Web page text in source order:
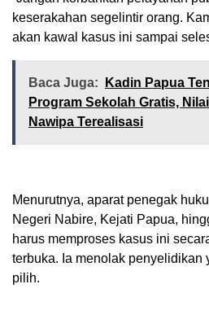
keserakahan segelintir orang.
akan kawal kasus ini sampai
Baca Juga:
Kadin Papua
Program Sekolah Gratis,
Nawipa Terealisasi
Menurutnya, aparat penegak
Negeri Nabire, Kejati Papua,
harus memproses kasus ini
terbuka. Ia menolak penyelidikan
pilih.